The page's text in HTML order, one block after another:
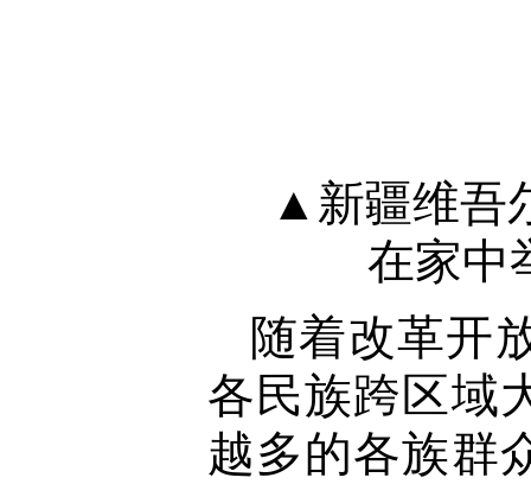
▲新疆维吾
在家中
随着改革开
各民族跨区域
越多的各族群